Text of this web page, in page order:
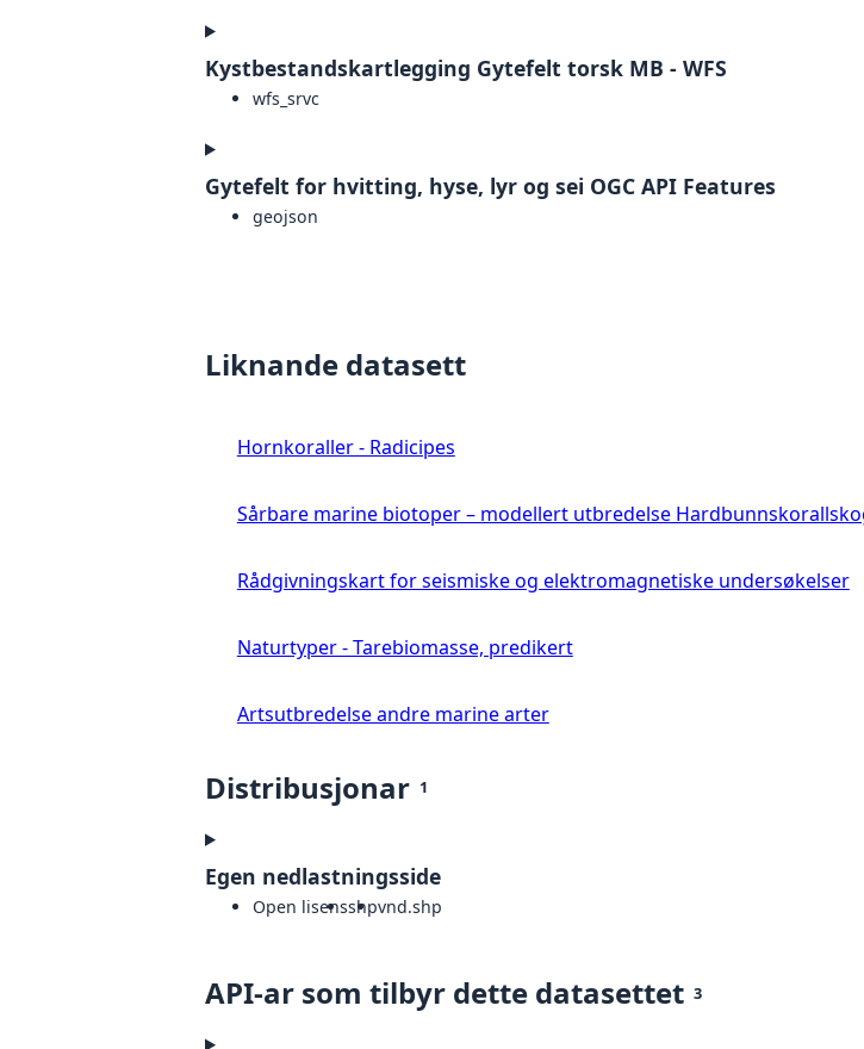
Kystbestandskartlegging Gytefelt torsk MB - WFS
wfs_srvc
Gytefelt for hvitting, hyse, lyr og sei OGC API Features
geojson
Liknande datasett
Hornkoraller - Radicipes
Sårbare marine biotoper – modellert utbredelse
Rådgivningskart for seismiske og elektromagnetiske undersøkelser
Naturtyper - Tarebiomasse, predikert
Artsutbredelse andre marine arter
Distribusjonar 1
Egen nedlastningsside
Open lisensshpvnd.shp
API-ar som tilbyr dette datasettet 3